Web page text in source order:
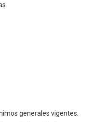
generales vigentes.